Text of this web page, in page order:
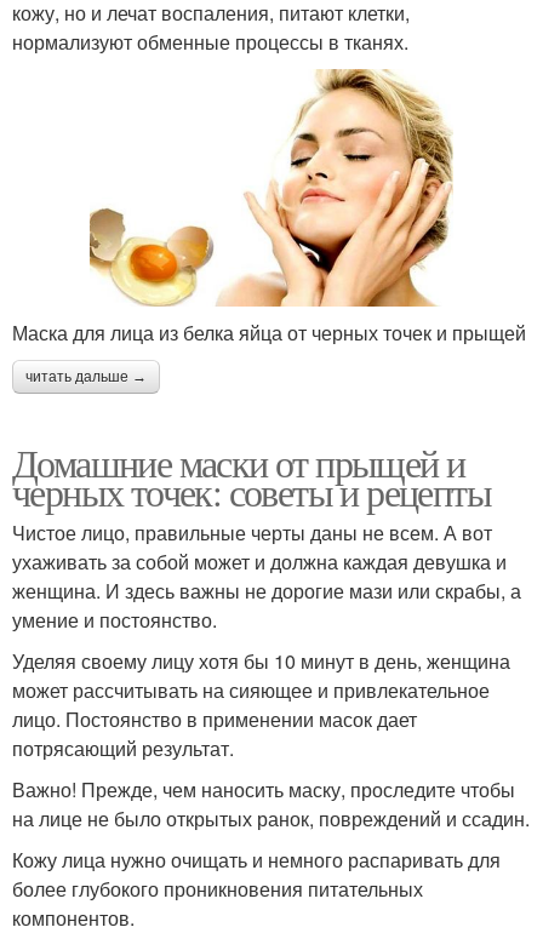
кожу, но и лечат воспаления, питают клетки,
нормализуют обменные процессы в тканях.
Маска для лица из белка яйца от черных точек и прыщей
читать дальше →
Домашние маски от прыщей и
черных точек: советы и рецепты
Чистое лицо, правильные черты даны не всем. А вот
ухаживать за собой может и должна каждая девушка и
женщина. И здесь важны не дорогие мази или скрабы, а
умение и постоянство.
Уделяя своему лицу хотя бы 10 минут в день, женщина
может рассчитывать на сияющее и привлекательное
лицо. Постоянство в применении масок дает
потрясающий результат.
Важно! Прежде, чем наносить маску, проследите чтобы
на лице не было открытых ранок, повреждений и ссадин.
Кожу лица нужно очищать и немного распаривать для
более глубокого проникновения питательных
компонентов.